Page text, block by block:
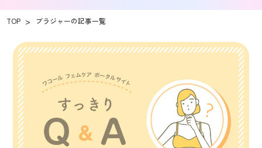
TOP ブラジャーの記事一覧